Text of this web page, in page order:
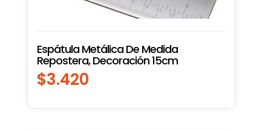
Espátula Metálica De Medida
Repostera, Decoración 15cm
$3.420